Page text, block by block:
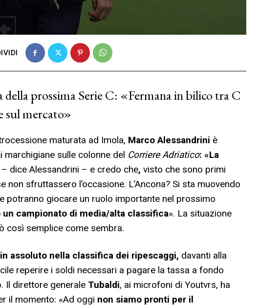
della prossima Serie C: «Fermana in bilico tra C
sul mercato»
maturata ad Imola, Marco Alessandrini è
sulle colonne del Corriere Adriatico: «La
– dice Alessandrini – e credo che, visto che sono primi
sfruttassero l’occasione. L’Ancona? Si sta muovendo
potranno giocare un ruolo importante nel prossimo
un campionato di media/alta classifica». La situazione
così semplice come sembra.
assoluto nella classifica dei ripescaggi, davanti alla
reperire i soldi necessari a pagare la tassa a fondo
Il direttore generale Tubaldi, ai microfoni di Youtvrs, ha
il momento: «Ad oggi non siamo pronti per il